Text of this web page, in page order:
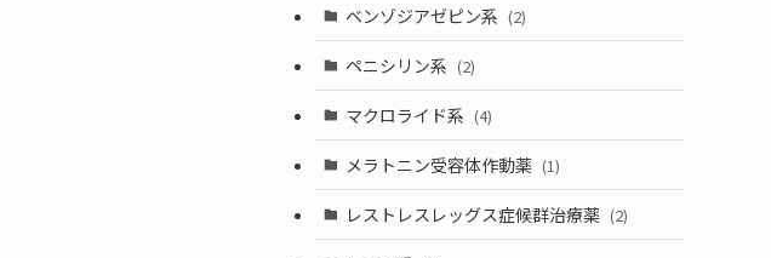
ベンゾジアゼピン系 (2)
ペニシリン系 (2)
マクロライド系 (4)
メラトニン受容体作動薬 (1)
レストレスレッグス症候群治療薬 (2)